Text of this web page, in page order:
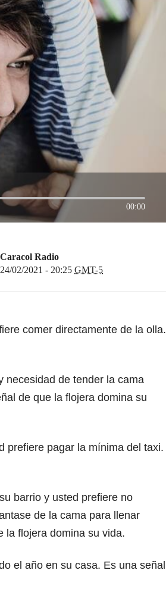
00:00
Caracol Radio
24/02/2021 - 20:25 GMT-5
comer directamente de la olla.
necesidad de tender la cama
de que la flojera domina su
prefiere pagar la mínima del taxi.
barrio y usted prefiere no
de la cama para llenar
la flojera domina su vida.
el año en su casa. Es una señal